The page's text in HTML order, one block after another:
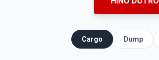
Cargo Dump